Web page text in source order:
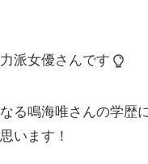
派女優さんです
る鳴海唯さんの学歴
います！